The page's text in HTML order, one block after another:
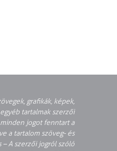
grafikák, képek,
tartalmak szerzői
jogot fenntart a
a tartalom szöveg- és
– A szerzői jogról szóló